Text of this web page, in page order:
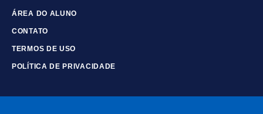
ÁREA DO ALUNO
CONTATO
TERMOS DE USO
POLÍTICA DE PRIVACIDADE